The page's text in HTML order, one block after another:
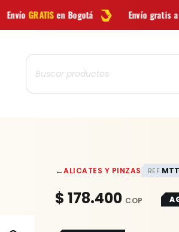
Envío gratis a todo Colombia
Búsqueda
de
productos
←ALICATES Y PINZAS REF.
$ 178.400